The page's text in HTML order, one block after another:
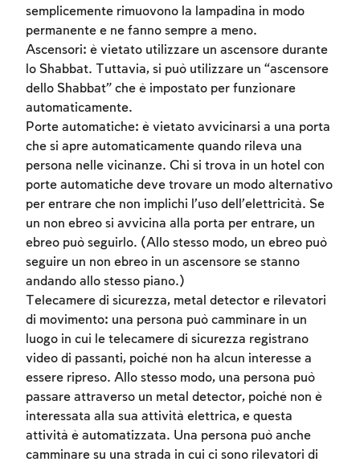
semplicemente rimuovono la lampadina in modo
permanente e ne fanno sempre a meno.
Ascensori: è vietato utilizzare un ascensore durante
lo Shabbat. Tuttavia, si può utilizzare un “ascensore
dello Shabbat” che è impostato per funzionare
automaticamente.
Porte automatiche: è vietato avvicinarsi a una porta
che si apre automaticamente quando rileva una
persona nelle vicinanze. Chi si trova in un hotel con
porte automatiche deve trovare un modo alternativo
per entrare che non implichi l’uso dell’elettricità. Se
un non ebreo si avvicina alla porta per entrare, un
ebreo può seguirlo. (Allo stesso modo, un ebreo può
seguire un non ebreo in un ascensore se stanno
andando allo stesso piano.)
Telecamere di sicurezza, metal detector e rilevatori
di movimento: una persona può camminare in un
luogo in cui le telecamere di sicurezza registrano
video di passanti, poiché non ha alcun interesse a
essere ripreso. Allo stesso modo, una persona può
passare attraverso un metal detector, poiché non è
interessata alla sua attività elettrica, e questa
attività è automatizzata. Una persona può anche
camminare su una strada in cui ci sono rilevatori di